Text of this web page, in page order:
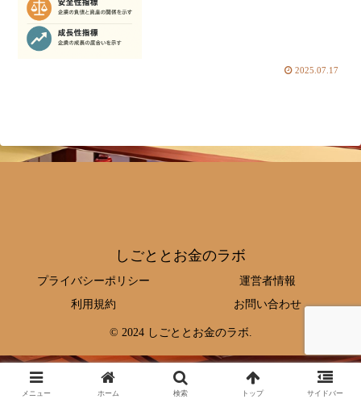
2025.07.17
しごととお金のラボ
プライバシーポリシー
運営者情報
利用規約
お問い合わせ
© 2024 しごととお金のラボ.
メニュー ホーム 検索 トップ サイドバー